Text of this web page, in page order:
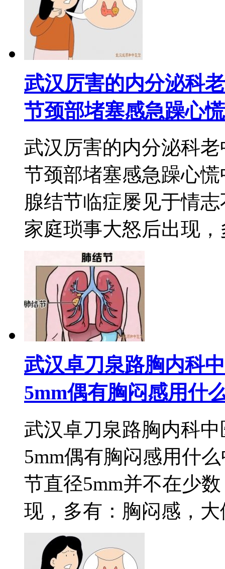
武汉厉害的内分泌科
节颈部堵塞感急躁心慌
武汉厉害的内分泌科
节颈部堵塞感急躁心
腺结节临症屡见于情
家庭琐事大怒后出现，
武汉卓刀泉路胸内科
5mm偶有胸闷感用什
武汉卓刀泉路胸内科
5mm偶有胸闷感用什
节直径5mm并不在少
现，多有：胸闷感，